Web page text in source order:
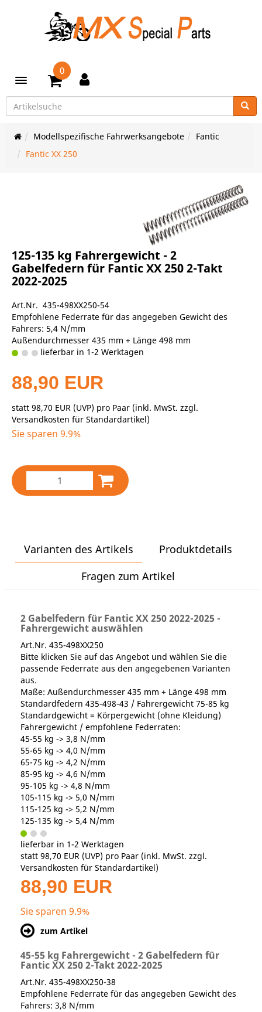
Toggle navigation
0
Modellspezifische Fahrwerksangebote
Fantic
Fantic XX 250
125-135 kg Fahrergewicht - 2
Gabelfedern für Fantic XX 250 2-Takt
2022-2025
Art.Nr. 435-498XX250-54
Empfohlene Federrate für das angegeben Gewicht des
Fahrers: 5,4 N/mm
Außendurchmesser 435 mm + Länge 498 mm
lieferbar in 1-2 Werktagen
88,90 EUR
statt 98,70 EUR (UVP) pro Paar (inkl. MwSt. zzgl.
Versandkosten für Standardartikel)
Sie sparen 9.9%
Varianten des Artikels
Produktdetails
Fragen zum Artikel
2 Gabelfedern für Fantic XX 250 2022-2025 -
Fahrergewicht auswählen
Art.Nr. 435-498XX250
Bitte klicken Sie auf das Angebot und wählen Sie die
passende Federrate aus den angegebenen Varianten
aus.
Maße: Außendurchmesser 435 mm + Länge 498 mm
Standardfedern 435-498-43 / Fahrergewicht 75-85 kg
Standardgewicht = Körpergewicht (ohne Kleidung)
Fahrergewicht / empfohlene Federraten:
45-55 kg -> 3,8 N/mm
55-65 kg -> 4,0 N/mm
65-75 kg -> 4,2 N/mm
85-95 kg -> 4,6 N/mm
95-105 kg -> 4,8 N/mm
105-115 kg -> 5,0 N/mm
115-125 kg -> 5,2 N/mm
125-135 kg -> 5,4 N/mm
lieferbar in 1-2 Werktagen
statt 98,70 EUR (UVP) pro Paar (inkl. MwSt. zzgl.
Versandkosten für Standardartikel)
88,90 EUR
Sie sparen 9.9%
zum Artikel
45-55 kg Fahrergewicht - 2 Gabelfedern für
Fantic XX 250 2-Takt 2022-2025
Art.Nr. 435-498XX250-38
Empfohlene Federrate für das angegeben Gewicht des
Fahrers: 3,8 N/mm